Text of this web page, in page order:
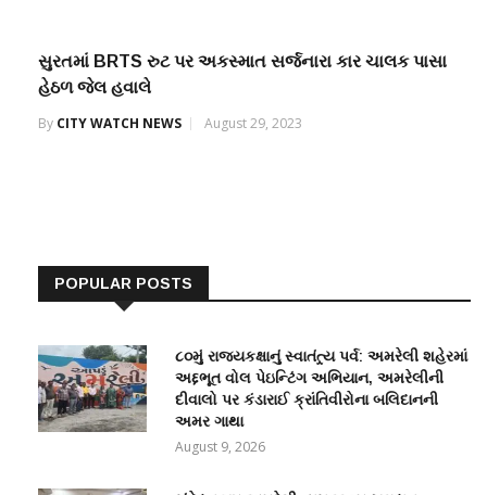
સુરતમાં BRTS રુટ પર અકસ્માત સર્જનારા કાર ચાલક પાસા
હેઠળ જેલ હવાલે
By CITY WATCH NEWS August 29, 2023
POPULAR POSTS
૮૦મું રાજ્યકક્ષાનું સ્વાતંત્ર્ય પર્વ: અમરેલી શહેરમાં
અદ્દભૂત વોલ પેઇન્ટિંગ અભિયાન, અમરેલીની
દીવાલો પર કંડારાઈ ક્રાંતિવીરોના બલિદાનની
અમર ગાથા
August 9, 2026